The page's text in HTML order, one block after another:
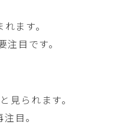
ます。
目です。
られます。
目。